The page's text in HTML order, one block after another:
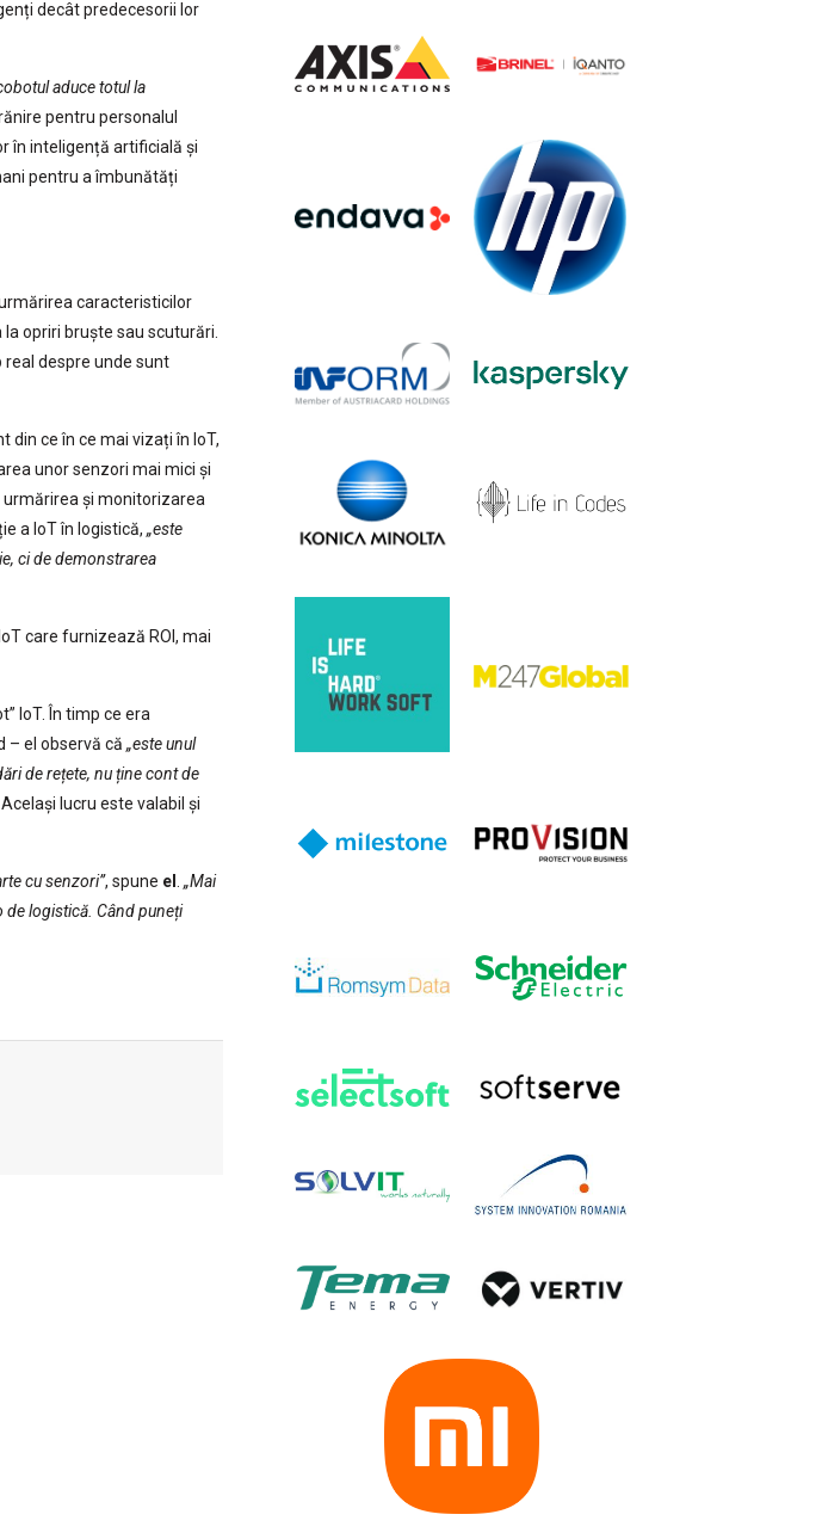
decât predecesorii lor
aduce totul la
pentru personalul
în inteligență artificială și
pentru a îmbunătăți
caracteristicilor
opriri bruște sau scuturări.
despre unde sunt
din ce în ce mai vizați în IoT,
unor senzori mai mici și
și monitorizarea
a IoT în logistică, „este
ci de demonstrarea
care furnizează ROI, mai
IoT. În timp ce era
– el observă că „este unul
de rețete, nu ține cont de
Același lucru este valabil și
cu senzori”, spune el
„Mai
de logistică. Când puneți